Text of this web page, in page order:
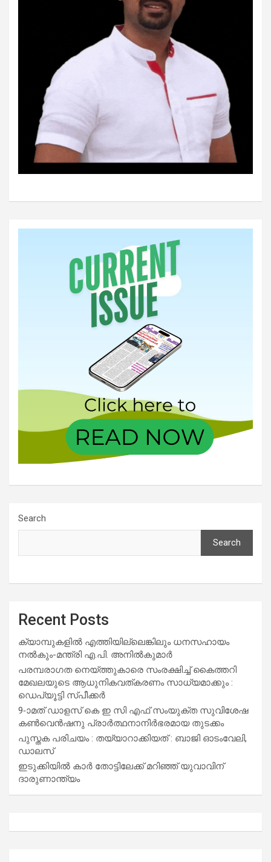
Search
Search
Recent Posts
ക്യാമ്പുകളിൽ എത്തിയില്ലെങ്കിലും ധനസഹായം
നൽകും-മന്ത്രി എ.പി. അനിൽകുമാർ
പരമ്പരാഗത നെയ്ത്തുകാരെ സംരക്ഷിച്ച് കൈത്തറി
മേഖലയുടെ ആധുനികവത്കരണം സാധ്യമാക്കും :
ഡെപ്യൂട്ടി സ്പീക്കർ
9-ാമത് ഡാളസ് കെ ഇ സി എഫ് സംയുക്ത സുവിശേഷ
കൺവെൻഷനു പ്രാർത്ഥനാനിർഭരമായ തുടക്കം
പുസ്തക പരിചയം : തയ്യാറാക്കിയത് : ബാജി ഓടംവേലി,
ഡാലസ്
ഇടുക്കിയിൽ കാർ തോട്ടിലേക്ക് മറിഞ്ഞ് യുവാവിന്
ദാരുണാന്ത്യം